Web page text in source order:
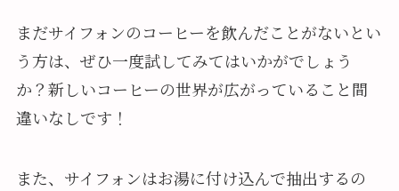
まだサイフォンのコーヒーを飲んだことがないとい
う方は、ぜひ一度試してみてはいかがでしょう
か？新しいコーヒーの世界が広がっていること間
違いなしです！
また、サイフォンはお湯に付け込んで抽出するの